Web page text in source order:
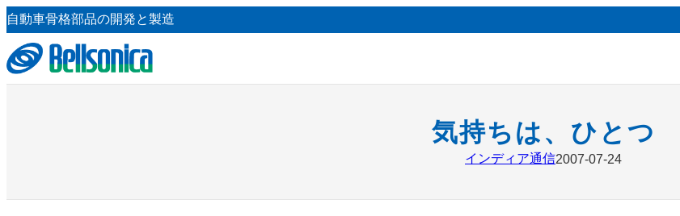
内
容
を
ス
キ
自動車骨格部品の開発と製造
気持ちは、ひとつ
インディア通信2007-07-24